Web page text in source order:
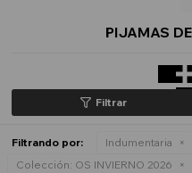
PIJAMAS
Filtrando por: Indumentaria
Colección: OS INVIERNO 2026